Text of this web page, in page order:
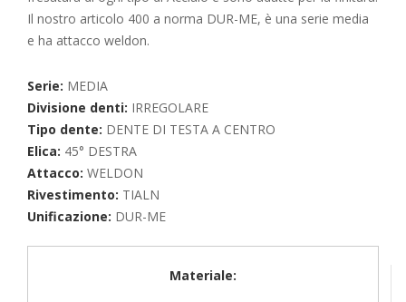
Il nostro articolo 400 a norma DUR-ME, è una serie media
e ha attacco weldon.
Serie: MEDIA
Divisione denti: IRREGOLARE
Tipo dente: DENTE DI TESTA A CENTRO
Elica: 45° DESTRA
Attacco: WELDON
Rivestimento: TIALN
Unificazione: DUR-ME
Materiale: